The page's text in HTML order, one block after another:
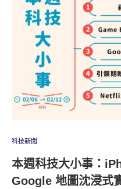
科技新聞
本週科技大小事：
Google 地圖沈浸式